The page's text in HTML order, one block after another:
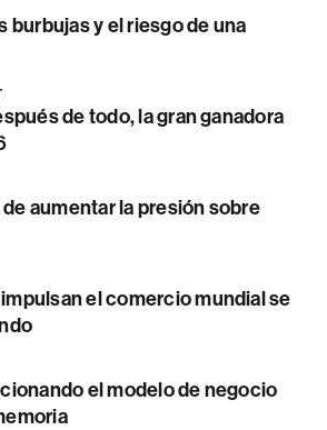
burbujas y el riesgo de una
de todo, la gran ganadora
aumentar la presión sobre
el comercio mundial se
el modelo de negocio